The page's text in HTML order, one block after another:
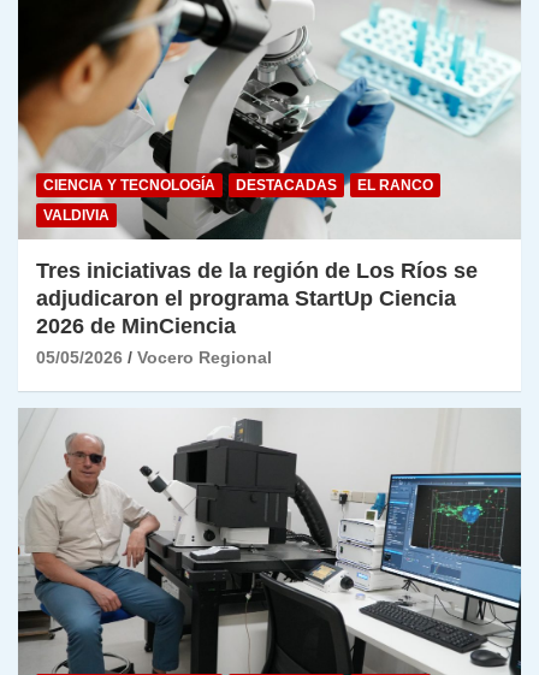
CIENCIA Y TECNOLOGÍA DESTACADAS
EL RANCO
VALDIVIA
Tres iniciativas de la región de Los Ríos se
adjudicaron el programa StartUp Ciencia
2026 de MinCiencia
05/05/2026 Vocero Regional